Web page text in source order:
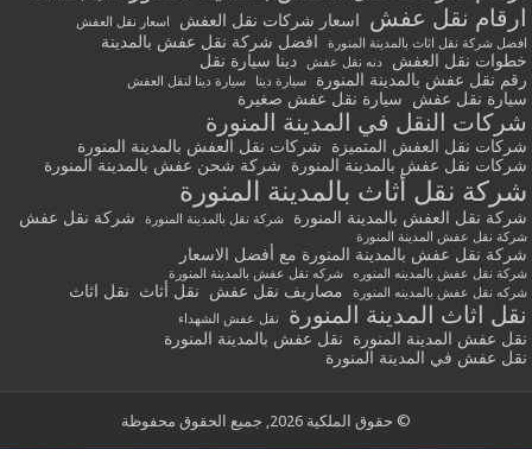
ارقام نقل عفش اسعار شركات نقل العفش
اسعار نقل العفش
افضل شركة نقل اثاث بالمدينة المنورة
افضل شركة نقل عفش بالمدينة
خطوات نقل العفش
دنه نقل عفش
دينا سيارة نقل
رقم نقل عفش بالمدينة المنورة
سيارة دينا سيارة دينا لنقل العفش
سيارة نقل عفش سيارة نقل عفش صغيرة
شركات النقل في المدينة المنورة
شركات نقل العفش المتميزة
شركات نقل العفش بالمدينة المنورة
شركات نقل عفش بالمدينة المنورة
شركة شحن عفش بالمدينة المنورة
شركة نقل أثاث بالمدينة المنورة
شركة نقل العفش بالمدينة المنورة شركة نقل بالمدينة المنورة شركة نقل عفش
شركة نقل عفش المدينة المنورة
شركة نقل عفش بالمدينة المنورة مع أفضل الاسعار
شركة نقل عفش بالمدينه المنوره
شركه نقل عفش بالمدينة المنورة
شركه نقل عفش بالمدينه المنورة
مصاريف نقل عفش نقل أثاث نقل اثاث
نقل اثاث المدينة المنورة نقل عفش الشهداء
نقل عفش المدينة المنورة
نقل عفش بالمدينة المنورة
نقل عفش في المدينة المنورة
© حقوق الملكية 2026, جميع الحقوق محفوظة